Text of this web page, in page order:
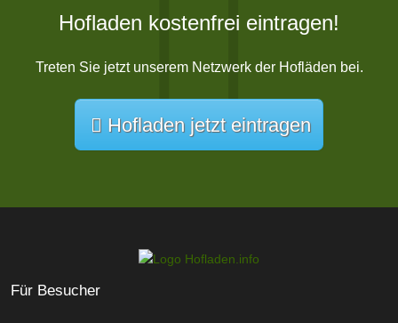
Hofladen kostenfrei eintragen!
Treten Sie jetzt unserem Netzwerk der Hofläden bei.
Hofladen jetzt eintragen
Für Besucher